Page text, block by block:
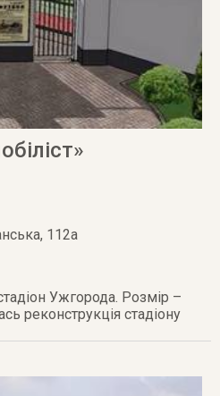
112а
Ужгорода. Розмір –
реконструкція стадіону